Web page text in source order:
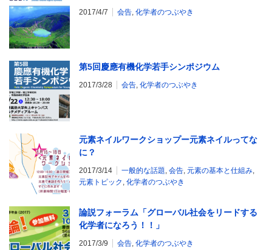
2017/4/7 会告, 化学者のつぶやき
第5回慶應有機化学若手シンポジウム
2017/3/28 会告, 化学者のつぶやき
元素ネイルワークショップー元素ネイルってな
に？
2017/3/14 一般的な話題, 会告, 元素の基本と仕組み,
元素トピック , 化学者のつぶやき
論説フォーラム「グローバル社会をリードする
化学者になろう！！」
2017/3/9 会告, 化学者のつぶやき